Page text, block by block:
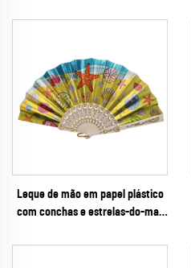
Leque de mão em papel plástico
com conchas e estrelas-do-mar
leque dobrável costeiro como